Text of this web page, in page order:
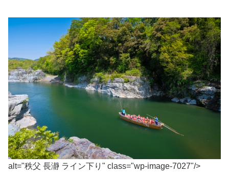
alt="秩父 長瀞 ライン下り" class="wp-image-7027"/>